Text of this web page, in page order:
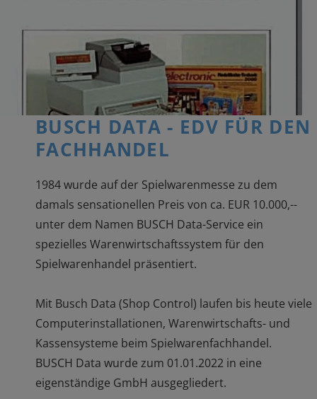
BUSCH DATA - EDV FÜR DEN
FACHHANDEL
1984 wurde auf der Spielwarenmesse zu dem
damals sensationellen Preis von ca. EUR 10.000,--
unter dem Namen BUSCH Data-Service ein
spezielles Warenwirtschaftssystem für den
Spielwarenhandel präsentiert.
Mit Busch Data (Shop Control) laufen bis heute viele
Computerinstallationen, Warenwirtschafts- und
Kassensysteme beim Spielwarenfachhandel.
BUSCH Data wurde zum 01.01.2022 in eine
eigenständige GmbH ausgegliedert.